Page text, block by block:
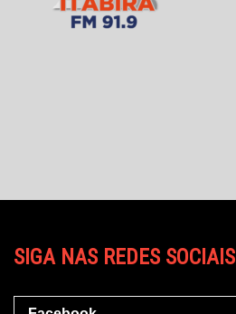
SIGA NAS REDES SOCIAIS